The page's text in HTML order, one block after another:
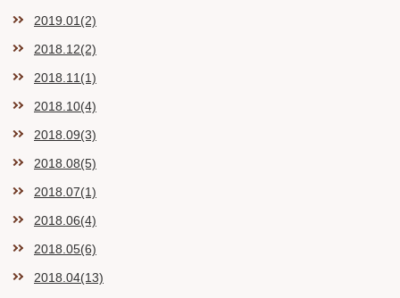
2019.01(2)
2018.12(2)
2018.11(1)
2018.10(4)
2018.09(3)
2018.08(5)
2018.07(1)
2018.06(4)
2018.05(6)
2018.04(13)